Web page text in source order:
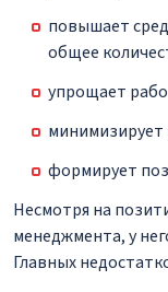
повышает
общее
упрощает
минимизирует
формирует
Несмотря на
менеджмента, у
Главных